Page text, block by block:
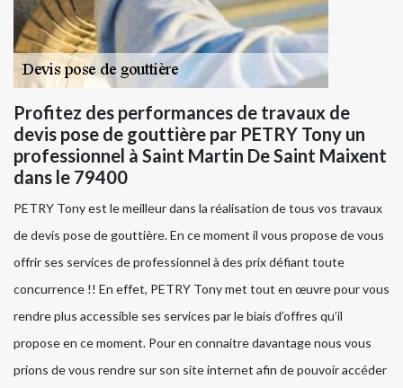
Profitez des performances de travaux de
devis pose de gouttière par PETRY Tony un
professionnel à Saint Martin De Saint Maixent
dans le 79400
PETRY Tony est le meilleur dans la réalisation de tous vos travaux
de devis pose de gouttière. En ce moment il vous propose de vous
offrir ses services de professionnel à des prix défiant toute
concurrence !! En effet, PETRY Tony met tout en œuvre pour vous
rendre plus accessible ses services par le biais d’offres qu’il
propose en ce moment. Pour en connaitre davantage nous vous
prions de vous rendre sur son site internet afin de pouvoir accéder